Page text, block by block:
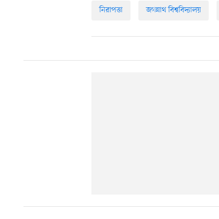
নিরাপত্তা জগন্নাথ বিশ্ববিদ্যালয়